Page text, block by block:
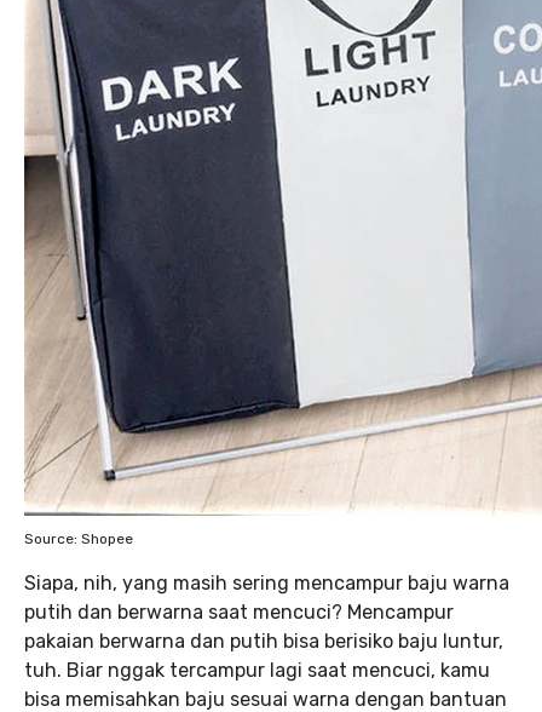
Source: Shopee
Siapa, nih, yang masih sering mencampur baju warna
putih dan berwarna saat mencuci? Mencampur
pakaian berwarna dan putih bisa berisiko baju luntur,
tuh. Biar nggak tercampur lagi saat mencuci, kamu
bisa memisahkan baju sesuai warna dengan bantuan